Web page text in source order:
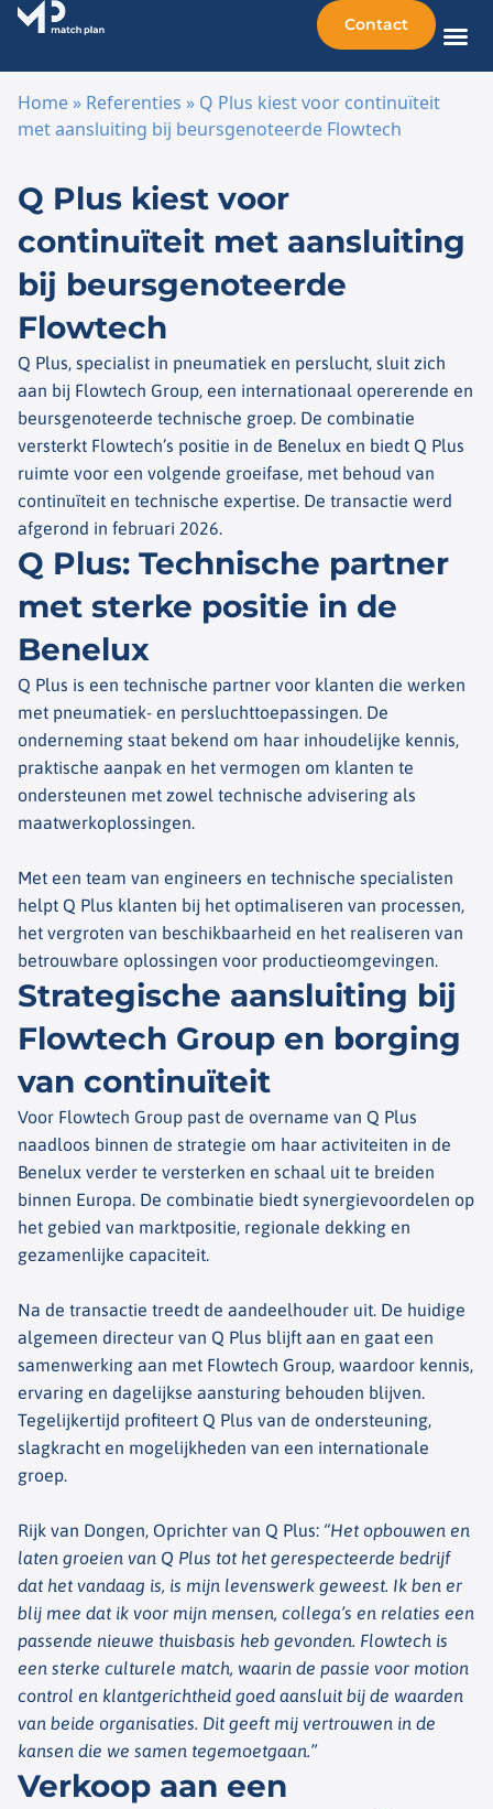
Contact
Home » Referenties » Q Plus kiest voor continuïteit
met aansluiting bij beursgenoteerde Flowtech
Q Plus kiest voor
continuïteit met aansluiting
bij beursgenoteerde
Flowtech
Q Plus, specialist in pneumatiek en perslucht, sluit zich
aan bij Flowtech Group, een internationaal opererende en
beursgenoteerde technische groep. De combinatie
versterkt Flowtech’s positie in de Benelux en biedt Q Plus
ruimte voor een volgende groeifase, met behoud van
continuïteit en technische expertise. De transactie werd
afgerond in februari 2026.
Q Plus: Technische partner
met sterke positie in de
Benelux
Q Plus is een technische partner voor klanten die werken
met pneumatiek- en persluchttoepassingen. De
onderneming staat bekend om haar inhoudelijke kennis,
praktische aanpak en het vermogen om klanten te
ondersteunen met zowel technische advisering als
maatwerkoplossingen.
Met een team van engineers en technische specialisten
helpt Q Plus klanten bij het optimaliseren van processen,
het vergroten van beschikbaarheid en het realiseren van
betrouwbare oplossingen voor productieomgevingen.
Strategische aansluiting bij
Flowtech Group en borging
van continuïteit
Voor Flowtech Group past de overname van Q Plus
naadloos binnen de strategie om haar activiteiten in de
Benelux verder te versterken en schaal uit te breiden
binnen Europa. De combinatie biedt synergievoordelen op
het gebied van marktpositie, regionale dekking en
gezamenlijke capaciteit.
Na de transactie treedt de aandeelhouder uit. De huidige
algemeen directeur van Q Plus blijft aan en gaat een
samenwerking aan met Flowtech Group, waardoor kennis,
ervaring en dagelijkse aansturing behouden blijven.
Tegelijkertijd profiteert Q Plus van de ondersteuning,
slagkracht en mogelijkheden van een internationale
groep.
Rijk van Dongen, Oprichter van Q Plus: “Het opbouwen en
laten groeien van Q Plus tot het gerespecteerde bedrijf
dat het vandaag is, is mijn levenswerk geweest. Ik ben er
blij mee dat ik voor mijn mensen, collega’s en relaties een
passende nieuwe thuisbasis heb gevonden. Flowtech is
een sterke culturele match, waarin de passie voor motion
control en klantgerichtheid goed aansluit bij de waarden
van beide organisaties. Dit geeft mij vertrouwen in de
kansen die we samen tegemoetgaan.”
Verkoop aan een